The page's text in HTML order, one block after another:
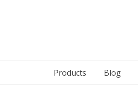
Products Blog